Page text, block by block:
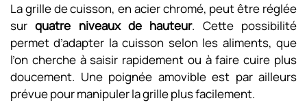
La grille de cuisson, en acier chromé, peut être réglée
surquatre niveaux de hauteur. Cette possibilité
permet d’adapter la cuisson selon les aliments, que
l’on cherche à saisir rapidement ou à faire cuire plus
doucement. Une poignée amovible est par ailleurs
prévue pour manipuler la grille plus facilement.